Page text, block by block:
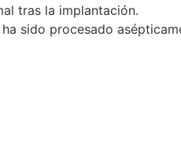
tras la implantación.
sido procesado